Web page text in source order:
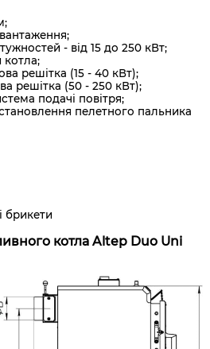
- від 15 до 250 кВт;
котла;
решітка (15 - 40 кВт);
решітка (50 - 250 кВт);
подачі повітря;
пелетного пальника
брикети
котла Altep Duo Uni